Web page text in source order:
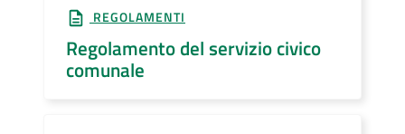
REGOLAMENTI
Regolamento del servizio civico
comunale